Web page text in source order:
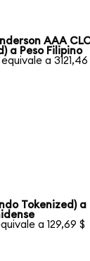
AAA
a Peso Filipino
a
Tokenized) a
a 129,69 $